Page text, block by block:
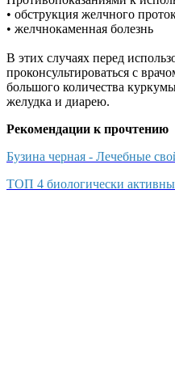
• обструкция желчного
• желчнокаменная болезнь
В этих случаях перед
проконсультироваться с
большого количества
желудка и диарею.
Рекомендации к прочтению
Бузина черная - Лечебные
ТОП 4 биологически